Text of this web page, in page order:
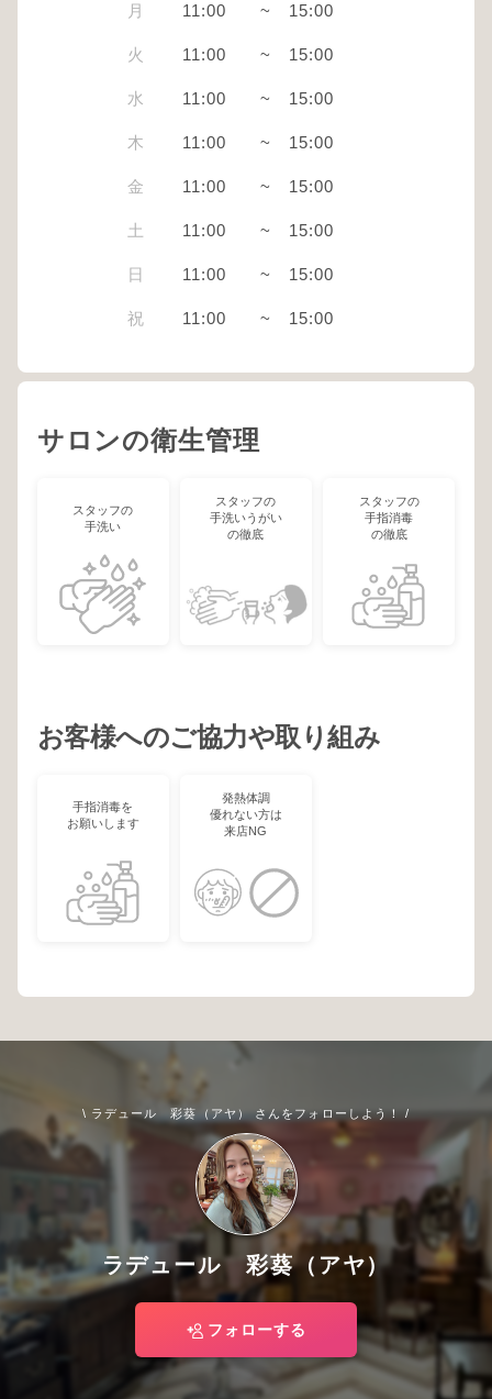
月 11:00 ~ 15:00
火 11:00 ~ 15:00
水 11:00 ~ 15:00
木 11:00 ~ 15:00
金 11:00 ~ 15:00
土 11:00 ~ 15:00
日 11:00 ~ 15:00
祝 11:00 ~ 15:00
サロンの衛生管理
スタッフの
手洗い
スタッフの
手洗いうがい
の徹底
スタッフの
手指消毒
の徹底
お客様へのご協力や取り組み
手指消毒を
お願いします
発熱体調
優れない方は
来店NG
\ ラデュール 彩葵（アヤ） さんをフォローしよう！ /
ラデュール 彩葵（アヤ）
フォローする